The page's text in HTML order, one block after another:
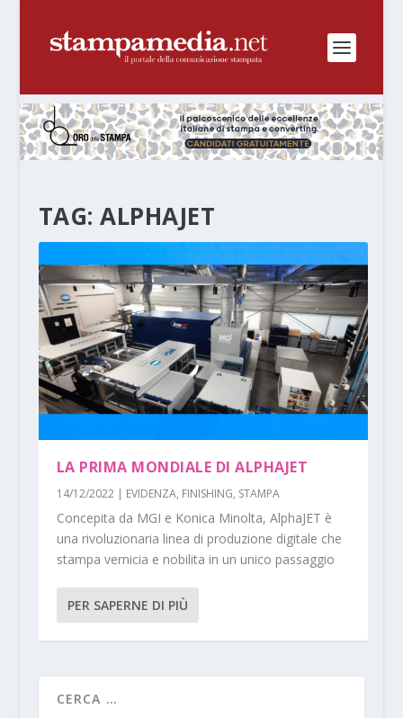
TAG:ALPHAJET
LA PRIMA MONDIALE DI ALPHAJET
14/12/2022| EVIDENZA, FINISHING, STAMPA
Concepita da MGI e Konica Minolta, AlphaJET è
una rivoluzionaria linea di produzione digitale che
stampa vernicia e nobilita in un unico passaggio
PER SAPERNE DI PIÙ